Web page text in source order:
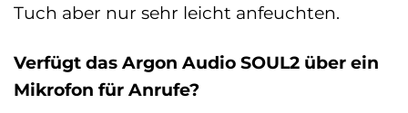
Tuch aber nur sehr leicht anfeuchten.
Verfügt das Argon Audio SOUL2 über ein
Mikrofon für Anrufe?